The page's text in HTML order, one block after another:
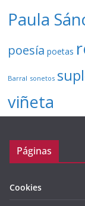
Paula
poesía poetas
Barral sonetos
viñeta
Páginas
Cookies